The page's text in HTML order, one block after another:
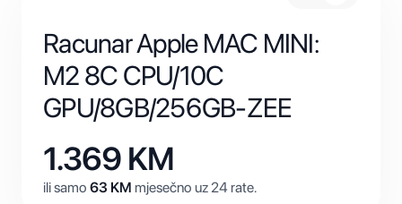
Racunar Apple MAC MINI:
M2 8C CPU/10C
GPU/8GB/256GB-ZEE
1.369 KM
ili samo 63 KM mjesečno uz 24 rate.